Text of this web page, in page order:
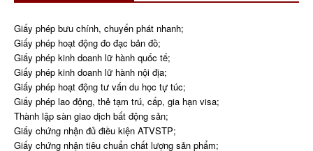
Giấy phép bưu chính, chuyển phát nhanh;
Giấy phép hoạt động đo đạc bản đồ;
Giấy phép kinh doanh lữ hành quốc tế;
Giấy phép kinh doanh lữ hành nội địa;
Giấy phép hoạt động tư vấn du học tự túc;
Giấy phép lao động, thẻ tạm trú, cấp, gia hạn visa;
Thành lập sàn giao dịch bất động sản;
Giấy chứng nhận đủ điều kiện ATVSTP;
Giấy chứng nhận tiêu chuẩn chất lượng sản phẩm;